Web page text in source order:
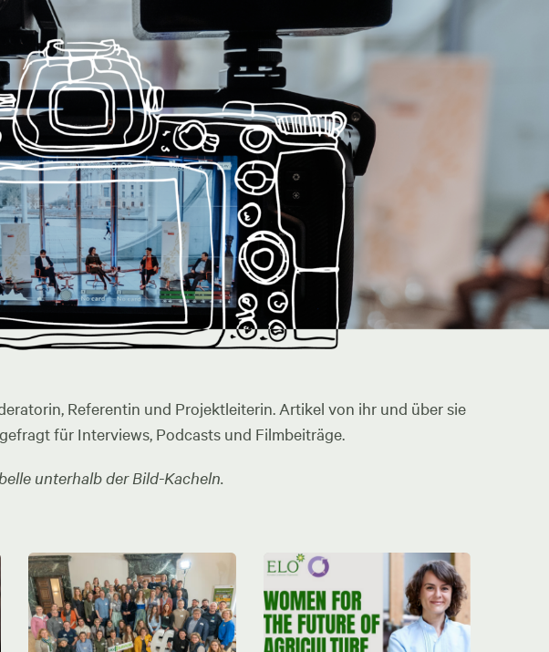
Referentin und Projektleiterin. Artikel von ihr und über sie
für Interviews, Podcasts und Filmbeiträge.
unterhalb der Bild-Kacheln.